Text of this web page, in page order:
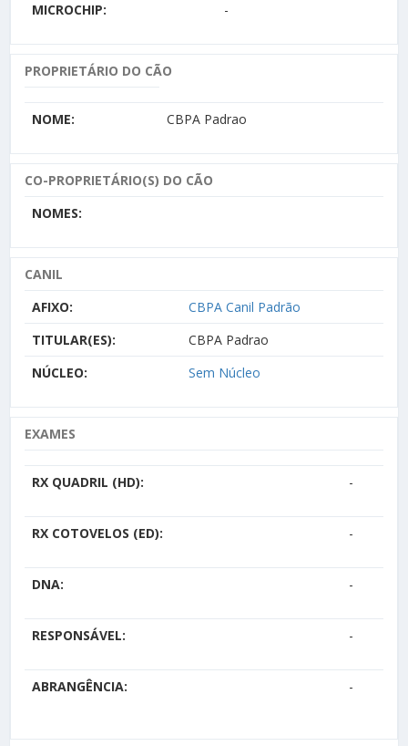
MICROCHIP:
-
PROPRIETÁRIO DO CÃO
NOME: CBPA Padrao
CO-PROPRIETÁRIO(S) DO CÃO
NOMES:
CANIL
AFIXO:
CBPA Canil Padrão
TITULAR(ES):
CBPA Padrao
NÚCLEO:
Sem Núcleo
EXAMES
RX QUADRIL (HD): -
RX COTOVELOS (ED): -
DNA: -
RESPONSÁVEL: -
ABRANGÊNCIA: -